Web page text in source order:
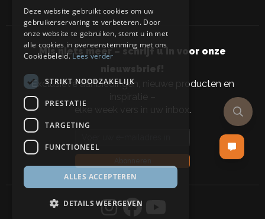
Mis niets meer – schrijf u in voor onze
nieuwsbrief!
Exclusieve aanbiedingen, nieuwe producten en
inspiratie –
elke week vers in uw inbox.
Deze website gebruikt cookies om uw
gebruikerservaring te verbeteren. Door
onze website te gebruiken, stemt u in met
alle cookies in overeenstemming met ons
Cookiebeleid.Lees verder
STRIKT NOODZAKELIJK
PRESTATIE
TARGETING
FUNCTIONEEL
ALLES ACCEPTEREN
DETAILS WEERGEVEN